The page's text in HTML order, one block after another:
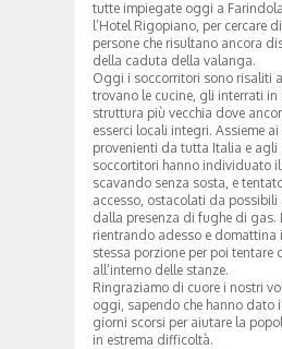
tutte impiegate oggi a
l’Hotel Rigopiano, per cercare
persone che risultano ancora
della caduta della valanga.
Oggi i soccorritori sono risaliti
trovano le cucine, gli interrati in
struttura più vecchia dove
esserci locali integri. Assieme
provenienti da tutta Italia e agli
soccortitori hanno individuato il
scavando senza sosta, e
accesso, ostacolati da possibili
dalla presenza di fughe di gas.
rientrando adesso e domattina
stessa porzione per poi tentare
all’interno delle stanze.
Ringraziamo di cuore i nostri
oggi, sapendo che hanno dato
giorni scorsi per aiutare la
in estrema difficoltà.